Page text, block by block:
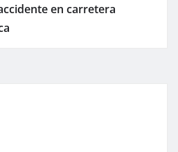
en carretera